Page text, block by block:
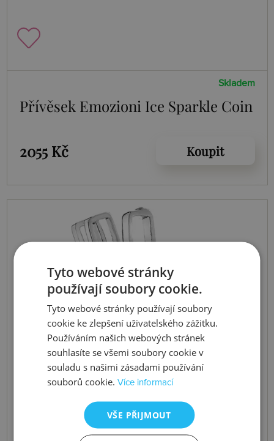
Skladem
Přívěsek Emozioni Ice Sparkle Coin
2055 Kč Koupit
Tyto webové stránky
používají soubory cookie.
Tyto webové stránky používají soubory
cookie ke zlepšení uživatelského zážitku.
Používáním našich webových stránek
souhlasíte se všemi soubory cookie v
souladu s našimi zásadami používání
souborů cookie.Více informací
VŠE PŘIJMOUT